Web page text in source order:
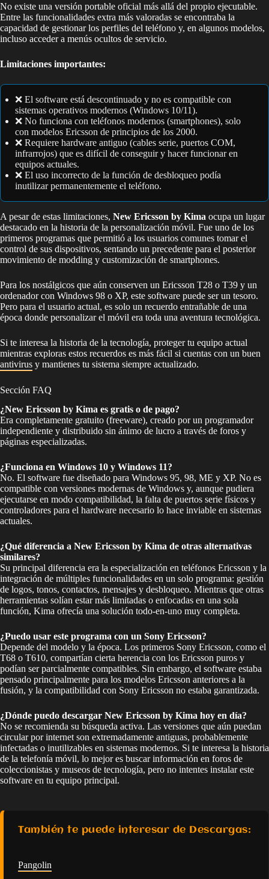
No existe una versión portable oficial más allá del propio ejecutable.
Entre las funcionalidades extra más valoradas se encontraba la
capacidad de gestionar los perfiles del teléfono y, en algunos modelos,
incluso acceder a menús ocultos de servicio.
Limitaciones importantes:
❌ El software está descontinuado y no es compatible con
sistemas operativos modernos (Windows 10/11).
❌ No funciona con teléfonos modernos (smartphones), solo
con modelos Ericsson de principios de los 2000.
❌ Requiere hardware antiguo (cables serie, puertos COM,
infrarrojos) que es difícil de conseguir y hacer funcionar en
equipos actuales.
❌ El uso incorrecto de la función de desbloqueo podía
inutilizar permanentemente el teléfono.
A pesar de estas limitaciones, New Ericsson by Kima ocupa un lugar
destacado en la historia de la personalización móvil. Fue uno de los
primeros programas que permitió a los usuarios comunes tomar el
control de sus dispositivos, sentando un precedente para el posterior
movimiento de modding y customización de smartphones.
Para los nostálgicos que aún conserven un Ericsson T28 o T39 y un
ordenador con Windows 98 o XP, este software puede ser un tesoro.
Pero para el usuario actual, es solo un recuerdo entrañable de una
época donde personalizar el móvil era toda una aventura tecnológica.
Si te interesa la historia de la tecnología, proteger tu equipo actual
mientras exploras estos recuerdos es más fácil si cuentas con un buen
antivirus y mantienes tu sistema siempre actualizado.
Sección FAQ
¿New Ericsson by Kima es gratis o de pago?
Era completamente gratuito (freeware), creado por un programador
independiente y distribuido sin ánimo de lucro a través de foros y
páginas especializadas.
¿Funciona en Windows 10 y Windows 11?
No. El software fue diseñado para Windows 95, 98, ME y XP. No es
compatible con versiones modernas de Windows y, aunque pudiera
ejecutarse en modo compatibilidad, la falta de puertos serie físicos y
controladores para el hardware necesario lo hace inviable en sistemas
actuales.
¿Qué diferencia a New Ericsson by Kima de otras alternativas
similares?
Su principal diferencia era la especialización en teléfonos Ericsson y la
integración de múltiples funcionalidades en un solo programa: gestión
de logos, tonos, contactos, mensajes y desbloqueo. Mientras que otras
herramientas solían estar más limitadas o enfocadas en una sola
función, Kima ofrecía una solución todo-en-uno muy completa.
¿Puedo usar este programa con un Sony Ericsson?
Depende del modelo y la época. Los primeros Sony Ericsson, como el
T68 o T610, compartían cierta herencia con los Ericsson puros y
podían ser parcialmente compatibles. Sin embargo, el software estaba
pensado principalmente para los modelos Ericsson anteriores a la
fusión, y la compatibilidad con Sony Ericsson no estaba garantizada.
¿Dónde puedo descargar New Ericsson by Kima hoy en día?
No se recomienda su búsqueda activa. Las versiones que aún puedan
circular por internet son extremadamente antiguas, probablemente
infectadas o inutilizables en sistemas modernos. Si te interesa la historia
de la telefonía móvil, lo mejor es buscar información en foros de
coleccionistas y museos de tecnología, pero no intentes instalar este
software en tu equipo principal.
También te puede interesar de Descargas:
Pangolin